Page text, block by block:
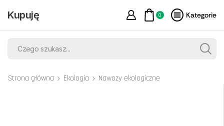
Kupuję 0 Kategorie
Strona główna Ekologia Nawozy ekologiczne